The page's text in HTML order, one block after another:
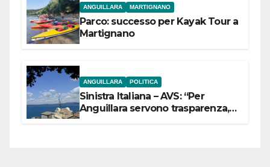
ANGUILLARA MARTIGNANO
Parco: successo per Kayak Tour a
Martignano
ANGUILLARA POLITICA
Sinistra Italiana – AVS: “Per
Anguillara servono trasparenza,